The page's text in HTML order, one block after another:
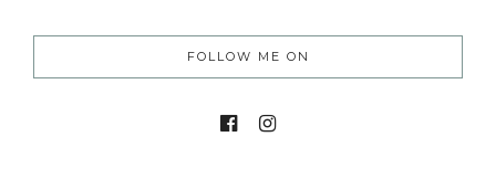
FOLLOW ME ON